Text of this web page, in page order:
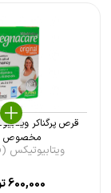
قرص پرگناکر
مخصوص
ویتابیوتیکس (Vitabio ...
600,000